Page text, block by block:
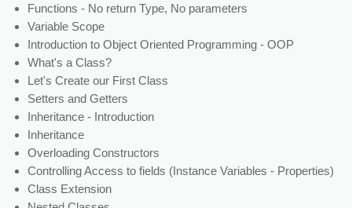
Functions - No return Type, No parameters
Variable Scope
Introduction to Object Oriented Programming - OOP
What's a Class?
Let's Create our First Class
Setters and Getters
Inheritance - Introduction
Inheritance
Overloading Constructors
Controlling Access to fields (Instance Variables - Properties)
Class Extension